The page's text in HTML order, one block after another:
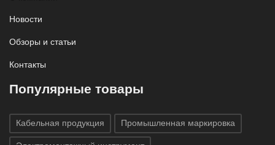
Новости
Обзоры и статьи
Контакты
Популярные товары
Кабельная продукция Промышленная маркировка